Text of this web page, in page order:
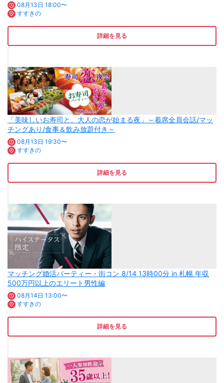
08月13日 18:00〜
すすきの
詳細を見る
「美味しいお寿司と、大人の恋が始まる夜」～着席全員会話/マッ
チングあり/食事＆飲み放題付き～
08月13日 19:30〜
すすきの
詳細を見る
マッチング婚活パーティー・街コン 8/14 13時00分 in 札幌 年収
500万円以上のエリート男性編
08月14日 13:00〜
すすきの
詳細を見る